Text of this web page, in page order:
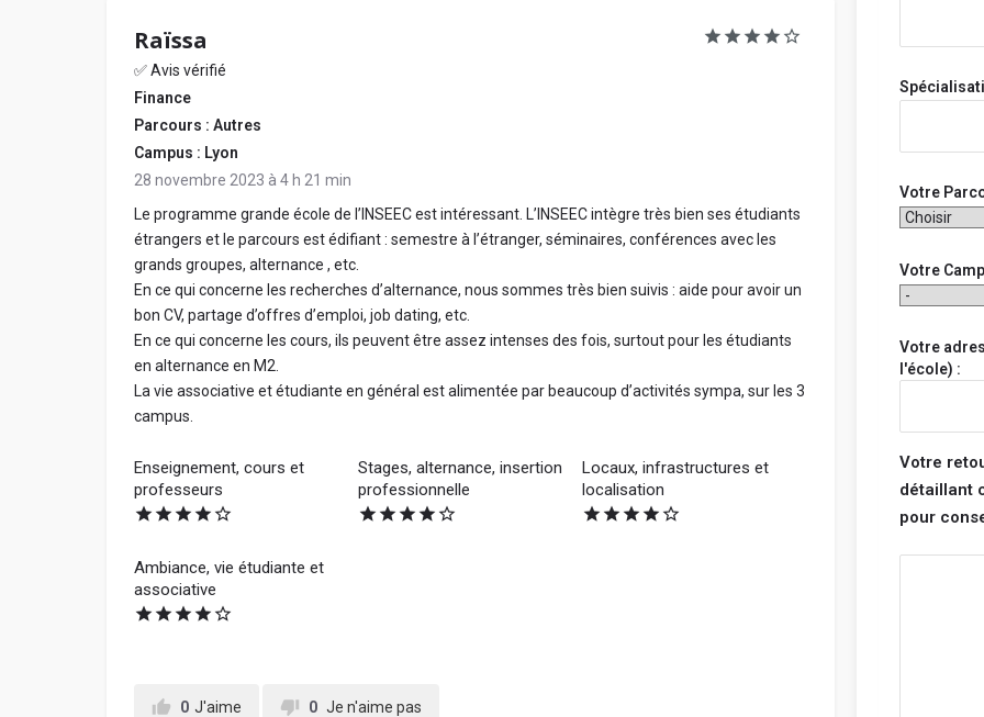
Raïssa
✅ Avis vérifié
Finance
Parcours : Autres
Campus : Lyon
28 novembre 2023 à 4 h 21 min
Le programme grande école de l’INSEEC est intéressant. L’INSEEC intègre très bien ses étudiants
étrangers et le parcours est édifiant : semestre à l’étranger, séminaires, conférences avec les
grands groupes, alternance , etc.
En ce qui concerne les recherches d’alternance, nous sommes très bien suivis : aide pour avoir un
bon CV, partage d’offres d’emploi, job dating, etc.
En ce qui concerne les cours, ils peuvent être assez intenses des fois, surtout pour les étudiants
en alternance en M2.
La vie associative et étudiante en général est alimentée par beaucoup d’activités sympa, sur les 3
campus.
Enseignement, cours et
professeurs
Stages, alternance, insertion
professionnelle
Locaux, infrastructures et
localisation
Ambiance, vie étudiante et
associative
0 J'aime 0 Je n'aime pas
Ton école
rejetés s'ils
Partage ta
Votre
Votre
Votre
l'école) :
Votre
détaillant
pour